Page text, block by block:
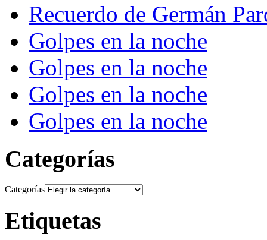
Recuerdo de Germán
Golpes en la noche
Golpes en la noche
Golpes en la noche
Golpes en la noche
Categorías
Categorías
Etiquetas